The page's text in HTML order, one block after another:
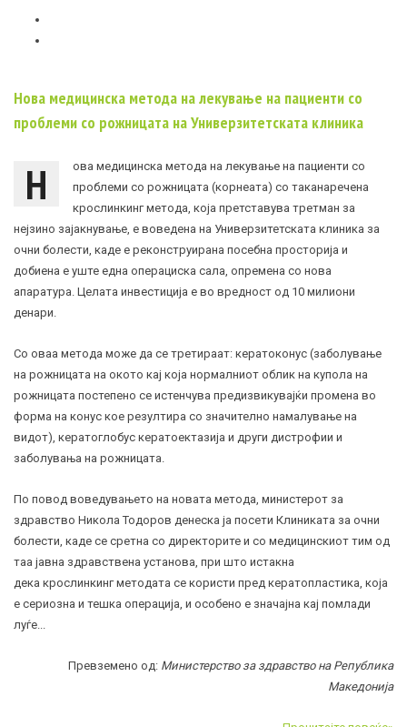
Нова медицинска метода на лекување на пациенти со
проблеми со рожницата на Универзитетската клиника
Н
ова медицинска метода на лекување на пациенти со
проблеми со рожницата (корнеата) со таканаречена
крослинкинг метода, која претставува третман за
нејзино зајакнување, е воведена на Универзитетската клиника за
очни болести, каде е реконструирана посебна просторија и
добиена е уште една операциска сала, опремена со нова
апаратура. Целата инвестиција е во вредност од 10 милиони
денари.
Со оваа метода може да се третираат: кератоконус (заболување
на рожницата на окото кај која нормалниот облик на купола на
рожницата постепено се истенчува предизвикувајќи промена во
форма на конус кое резултира со значително намалување на
видот), кератоглобус кератоектазија и други дистрофии и
заболувања на рожницата.
По повод воведувањето на новата метода, министерот за
здравство Никола Тодоров денеска ја посети Клиниката за очни
болести, каде се сретна со директорите и со медицинскиот тим од
таа јавна здравствена установа, при што истакна
дека крослинкинг методата се користи пред кератопластика, која
е сериозна и тешка операција, и особено е значајна кај помлади
луѓе
Превземено од: Министерство за здравство на Република
Македонија